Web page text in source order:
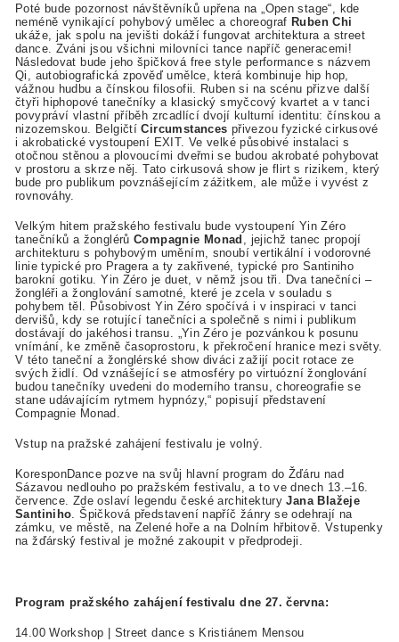
Poté bude pozornost návštěvníků upřena na „Open stage“, kde
neméně vynikající pohybový umělec a choreograf Ruben Chi
ukáže, jak spolu na jevišti dokáží fungovat architektura a street
dance. Zváni jsou všichni milovníci tance napříč generacemi!
Následovat bude jeho špičková free style performance s názvem
Qi, autobiografická zpověď umělce, která kombinuje hip hop,
vážnou hudbu a čínskou filosofii. Ruben si na scénu přizve další
čtyři hiphopové tanečníky a klasický smyčcový kvartet a v tanci
povypráví vlastní příběh zrcadlící dvojí kulturní identitu: čínskou a
nizozemskou. BelgičtíCircumstances přivezou fyzické cirkusové
i akrobatické vystoupení EXIT. Ve velké působivé instalaci s
otočnou stěnou a plovoucími dveřmi se budou akrobaté pohybovat
v prostoru a skrze něj. Tato cirkusová show je flirt s rizikem, který
bude pro publikum povznášejícím zážitkem, ale může i vyvést z
rovnováhy.
Velkým hitem pražského festivalu bude vystoupení Yin Zéro
tanečníků a žonglérůCompagnie Monad
, jejichž tanec propojí
architekturu s pohybovým uměním, snoubí vertikální i vodorovné
linie typické pro Pragera a ty zakřivené, typické pro Santiniho
barokní gotiku. Yin Zéro je duet, v němž jsou tři. Dva tanečníci –
žongléři a žonglování samotné, které je zcela v souladu s
pohybem těl. Působivost Yin Zéro spočívá i v inspiraci v tanci
dervišů, kdy se rotující tanečníci a společně s nimi i publikum
dostávají do jakéhosi transu. „Yin Zéro je pozvánkou k posunu
vnímání, ke změně časoprostoru, k překročení hranice mezi světy.
V této taneční a žonglérské show diváci zažijí pocit rotace ze
svých židlí. Od vznášející se atmosféry po virtuózní žonglování
budou tanečníky uvedeni do moderního transu, choreografie se
stane udávajícím rytmem hypnózy,“ popisují představení
Compagnie Monad.
Vstup na pražské zahájení festivalu je volný.
KoresponDance pozve na svůj hlavní program do Žďáru nad
Sázavou nedlouho po pražském festivalu, a to ve dnech 13.–16.
července. Zde oslaví legendu české architekturyJana Blažeje
Santiniho. Špičková představení napříč žánry se odehrají na
zámku, ve městě, na Zelené hoře a na Dolním hřbitově. Vstupenky
na žďárský festival je možné zakoupit v předprodeji.
Program pražského zahájení festivalu dne 27. června:
14.00 Workshop | Street dance s Kristiánem Mensou